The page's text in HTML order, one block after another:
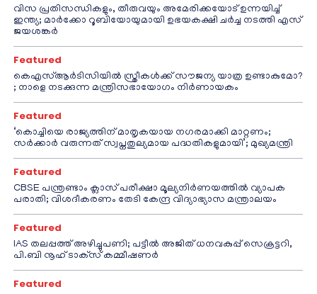
വിസ പ്രതിസന്ധികളും, തീരുവയും അമേരിക്കയോട് ഉന്നയിച്ച്
ഇന്ത്യ; മാർക്കോ റൂബിയോയുമായി ഉഭയകക്ഷി ചർച്ച നടത്തി എസ്
ജയശങ്കർ
Featured
കെഎസ്ആർടിസിയിൽ സ്ത്രീകൾക്ക് സൗജന്യ യാത്ര ഉണ്ടാകുമോ?
; നാളെ നടക്കുന്ന മന്ത്രിസഭായോഗം നിർണായകം
Featured
‘കൊച്ചിയെ രാജ്യത്തിന് മാതൃകയായ നഗരമാക്കി മാറ്റണം;
സർക്കാർ വരുന്നത് സ്വപ്നതുല്യമായ പദ്ധതികളുമായി’; മുഖ്യമന്ത്രി
Featured
CBSE പന്ത്രണ്ടാം ക്ലാസ് പരീക്ഷാ മൂല്യനിർണയത്തിൽ വ്യാപക
പരാതി; വിശദീകരണം തേടി കേന്ദ്ര വിദ്യാഭ്യാസ മന്ത്രാലയം
Featured
IAS തലപ്പത്ത് അഴിച്ചുപണി; പട്ടീല്‍ അജിത് ധനവകുപ്പ് സെക്രട്ടറി,
പി.ബി നൂഹ് ടാക്‌സ് കമ്മീഷണര്‍
Featured